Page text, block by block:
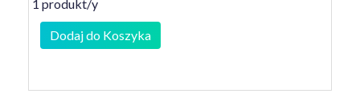
1 produkt/y
Dodaj do Koszyka